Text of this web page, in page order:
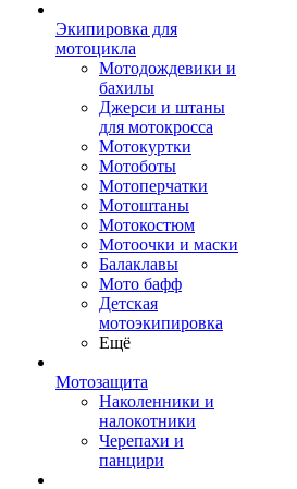
Экипировка для
мотоцикла
Мотодождевики и
бахилы
Джерси и штаны
для мотокросса
Мотокуртки
Мотоботы
Мотоперчатки
Мотоштаны
Мотокостюм
Мотоочки и маски
Балаклавы
Мото бафф
Детская
мотоэкипировка
Ещё
Мотозащита
Наколенники и
налокотники
Черепахи и
панцири